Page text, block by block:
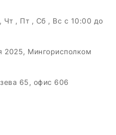
Чт , Пт , Сб , Вс c 10:00 до
2025, Мингорисполком
65, офис 606